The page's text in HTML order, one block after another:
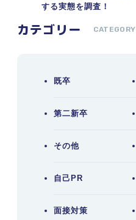
する実態を調査！
カテゴリー CATEGORY
既卒
第二新卒
その他
自己PR
面接対策